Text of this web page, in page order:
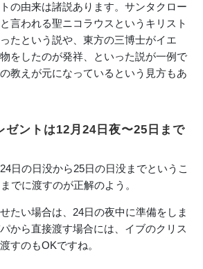
の由来は諸説あります。サンタクロー
言われる聖ニコラウスというキリスト
たという説や、東方の三博士がイエ
をしたのが発祥、といった説が一例で
教えが元になっているという見方もあ
ゼントは12月24日夜〜25日まで
日の日没から25日の日没までというこ
でに渡すのが正解のよう。
たい場合は、24日の夜中に準備をしま
から直接渡す場合には、イブのクリス
すのもOKですね。